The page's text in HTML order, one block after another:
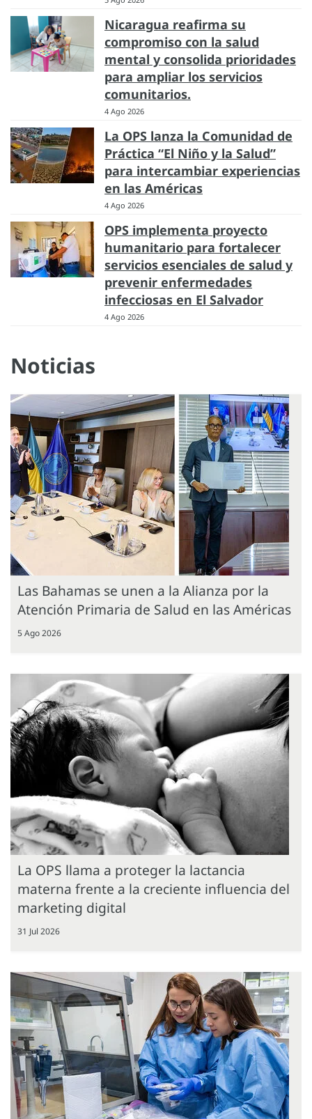
Nicaragua reafirma su
compromiso con la salud
mental y consolida prioridades
para ampliar los servicios
comunitarios.
4 Ago 2026
La OPS lanza la Comunidad de
Práctica “El Niño y la Salud”
para intercambiar experiencias
en las Américas
4 Ago 2026
OPS implementa proyecto
humanitario para fortalecer
servicios esenciales de salud y
prevenir enfermedades
infecciosas en El Salvador
4 Ago 2026
Noticias
Las Bahamas se unen a la Alianza por la
Atención Primaria de Salud en las Américas
5 Ago 2026
La OPS llama a proteger la lactancia
materna frente a la creciente influencia del
marketing digital
31 Jul 2026